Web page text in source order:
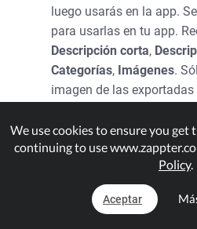
luego usarás en la app.
para usarlas en tu app.
Descripción corta,
Categorías, Imágenes.
imagen de las
Elija los tipos de
desea exportar.
Genere su exportación CSV.
We use cookies to ensure you get
continuing to use
Policy.
Aceptar